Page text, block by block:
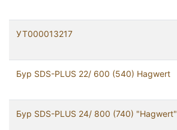
УТ000013217
Бур SDS-PLUS 22/ 600 (540) Hagwert
Бур SDS-PLUS 24/ 800 (740) "Hagwert"